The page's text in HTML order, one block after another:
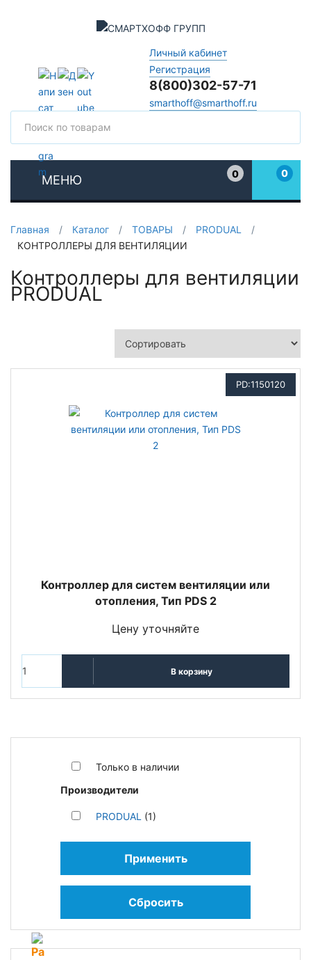
Личный кабинет
Регистрация
8(800)302-57-71
smarthoff@smarthoff.ru
МЕНЮ
0
0
Главная / Каталог / ТОВАРЫ / PRODUAL
/
КОНТРОЛЛЕРЫ ДЛЯ ВЕНТИЛЯЦИИ
Только в наличии
Производители
PRODUAL (1)
Применить
Сбросить
Контроллеры для вентиляции
PRODUAL
PD:1150120
Контроллер для систем вентиляции или
отопления, Тип PDS 2
Цену уточняйте
В корзину